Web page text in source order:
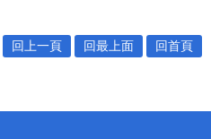
回上一頁 回最上面 回首頁